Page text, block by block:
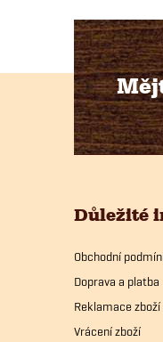
Důležité
Obchodní
Doprava a platba
Reklamace zboží
Vrácení zboží